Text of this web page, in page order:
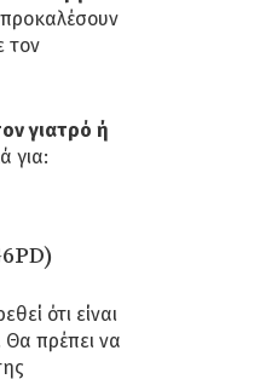
τον
γιατρό ή
για:
ότι είναι
Θα πρέπει να